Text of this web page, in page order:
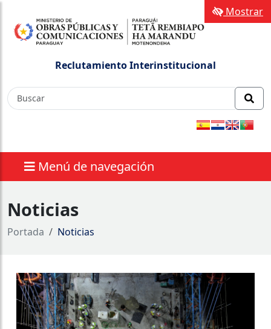
Reclutamiento Interinstitucional
Menú de navegación
Mostrar
Noticias
Portada Noticias